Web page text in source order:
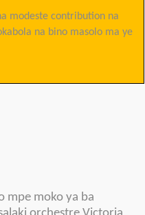
modeste contribution na
na bino masolo ma ye
mpe moko ya ba